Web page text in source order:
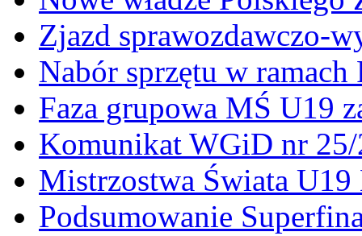
Zjazd sprawozdawczo-
Nabór sprzętu w ramach
Faza grupowa MŚ U19
Komunikat WGiD nr
Mistrzostwa Świata
Podsumowanie